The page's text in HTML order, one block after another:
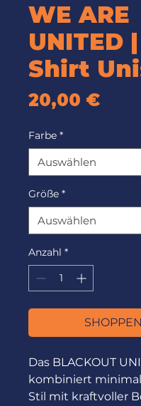
WE ARE
UNITED |
Shirt
20,00 €Preis
Farbe *
Größe *
Anzahl *
SHOPPEN
Das BLACKOUT
kombiniert
Stil mit kraftvoller